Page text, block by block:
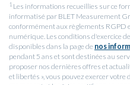
1 Les informations recueillies sur ce
informatisé par BLET Measurement
conformément aux règlements RGPD
numérique. Les conditions d'exercice
disponibles dans la page de nos
pendant 5 ans et sont destinées au
proposer nos dernières offres et
et libertés », vous pouvez exercer votre